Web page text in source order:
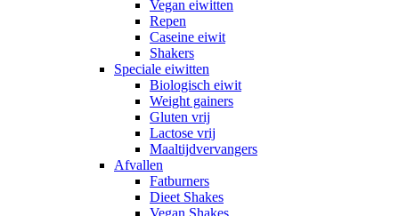
Vegan eiwitten
Repen
Caseine eiwit
Shakers
Speciale eiwitten
Biologisch eiwit
Weight gainers
Gluten vrij
Lactose vrij
Maaltijdvervangers
Afvallen
Fatburners
Dieet Shakes
Vegan Shakes